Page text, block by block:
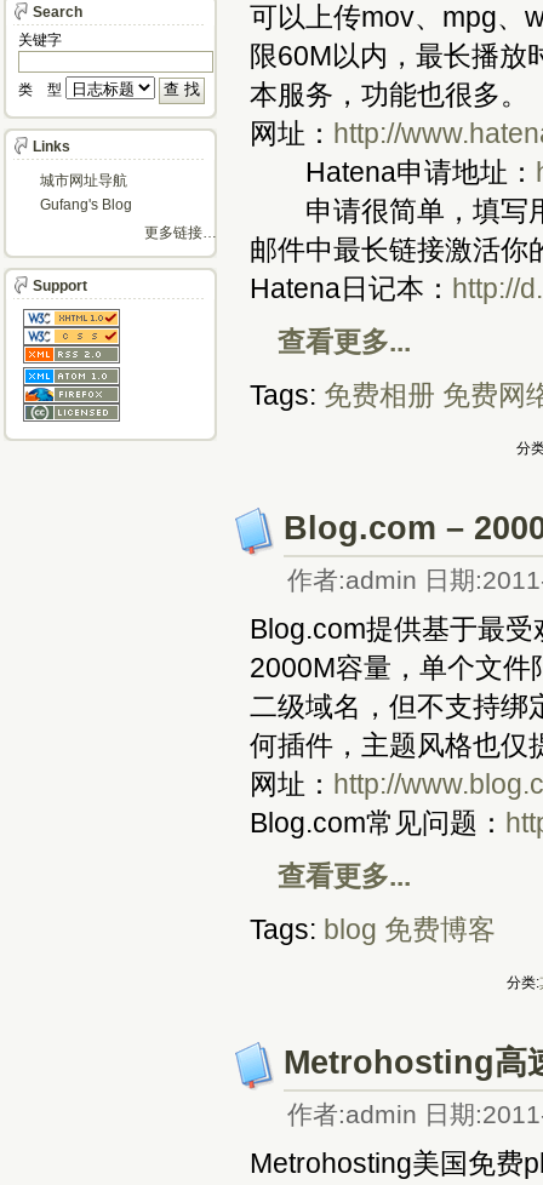
可以上传mov、mpg、
限60M以内，最长播放
本服务，功能也很多。
网址： http://
Hatena申请地址：
申请很简单，填写用
邮件中最长链接激活你
Hatena日记本： http://
查看更多...
Tags: 免费相册 免费网
分
Blog.com –
作者:admin 日期
Blog.com提供基于最
2000M容量，单个文
二级域名，但不支持绑
何插件，主题风格也仅
网址： http://
Blog.com常见问题：
查看更多...
Tags: blog 免费博客
分类:
Metrohosting高
作者:admin 日期
Metrohosting美国免费
Search
关键字
类 型
Links
城市网址导航
Gufang's Blog
更多链接…
Support